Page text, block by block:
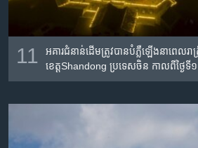
11
អគារ​ជំនាន់​ដើម​ត្រូវ​បាន​បំភ្លឺ​ឡើង​នា​ពេល​រ
ខេត្តShandong ប្រទេស​ចិន កាល​ពី​ថ្ងៃ​ទី​១